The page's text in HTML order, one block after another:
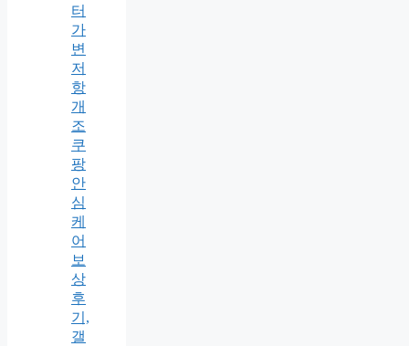
터
가
변
저
항
개
조
쿠
팡
안
심
케
어
보
상
후
기,
갤